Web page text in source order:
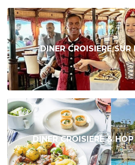
DINER CROISIERE
DINER CROISIERE &